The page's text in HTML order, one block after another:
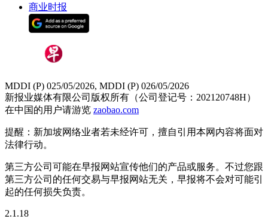
商业时报
MDDI (P) 025/05/2026, MDDI (P) 026/05/2026
新报业媒体有限公司版权所有（公司登记号：202120748H）
在中国的用户请游览 zaobao.com
提醒：新加坡网络业者若未经许可，擅自引用本网内容将面对
法律行动。
第三方公司可能在早报网站宣传他们的产品或服务。不过您跟
第三方公司的任何交易与早报网站无关，早报将不会对可能引
起的任何损失负责。
2.1.18